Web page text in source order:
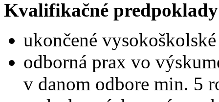
Kvalifikačné
ukončené
odborná prax vo
v danom odbore min. 5